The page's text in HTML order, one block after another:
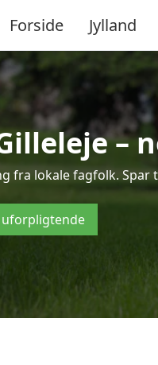
Forside Jylland
–
lokale fagfolk. Spar
uforpligtende